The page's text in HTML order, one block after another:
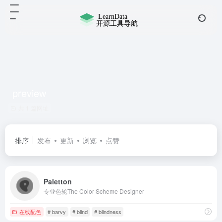
排序 发布 更新 浏览 点赞
Paletton
专业色轮The Color Scheme Designer
在线配色 # barvy # blind # blindness